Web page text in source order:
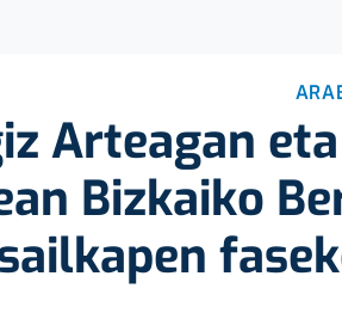
Arteagan
Bizkaiko